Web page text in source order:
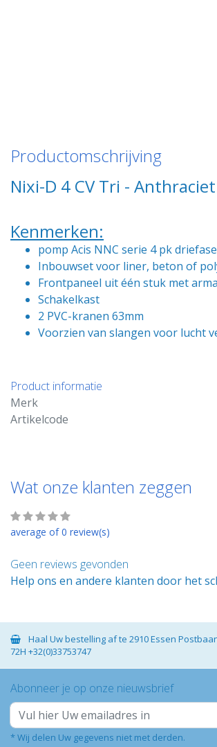
Productomschrijving
Nixi-D 4 CV Tri - Anthraciet
Kenmerken:
pomp Acis NNC serie 4 pk driefase
Inbouwset voor liner, beton of
Frontpaneel uit één stuk met
Schakelkast
2 PVC-kranen 63mm
Voorzien van slangen voor lucht
Product informatie
Merk
Artikelcode
Wat onze klanten zeggen
average of 0 review(s)
Geen reviews gevonden
Help ons en andere klanten door het
Haal Uw bestelling af te 2910 Essen
72H +32(0)33753747
Abonneer je op onze nieuwsbrief
* Wij delen Uw gegevens niet met derden.